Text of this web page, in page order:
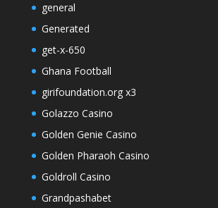
general
Generated
get-x-650
Ghana Football
girifoundation.org x3
Golazzo Casino
Golden Genie Casino
Golden Pharaoh Casino
Goldroll Casino
Grandpashabet